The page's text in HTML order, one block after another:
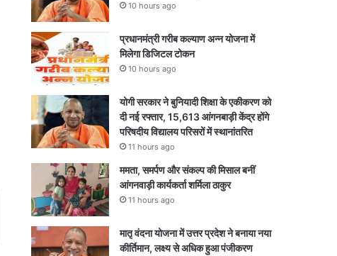
10 hours ago
प्रधानमंत्री गरीब कल्याण अन्न योजना में
मिलेगा डिजिटल टोकन
10 hours ago
योगी सरकार ने बुनियादी शिक्षा के एकीकरण को
दी नई रफ्तार, 15,613 आंगनबाड़ी केंद्र होंगे
परिषदीय विद्यालय परिसरों में स्थानांतरित
11 hours ago
ममता, समर्पण और संकल्प की मिसाल बनीं
आंगनवाड़ी कार्यकर्ता शर्मिला ठाकुर
11 hours ago
मातृ वंदना योजना में उत्तर प्रदेश ने बनाया नया
कीर्तिमान, लक्ष्य से अधिक हुआ पंजीकरण